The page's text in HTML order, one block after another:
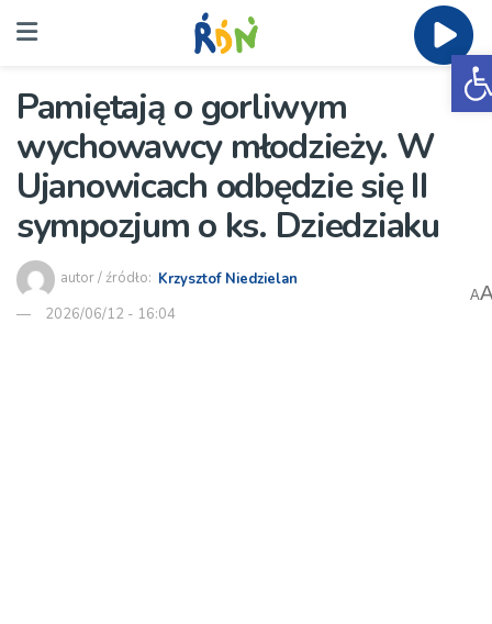
Pamiętają o gorliwym
wychowawcy młodzieży. W
Ujanowicach odbędzie się II
sympozjum o ks. Dziedziaku
autor / źródło: Krzysztof Niedzielan
2026/06/12 - 16:04
A